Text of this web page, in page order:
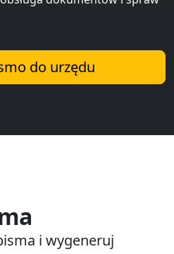
do urzędu
i wygeneruj